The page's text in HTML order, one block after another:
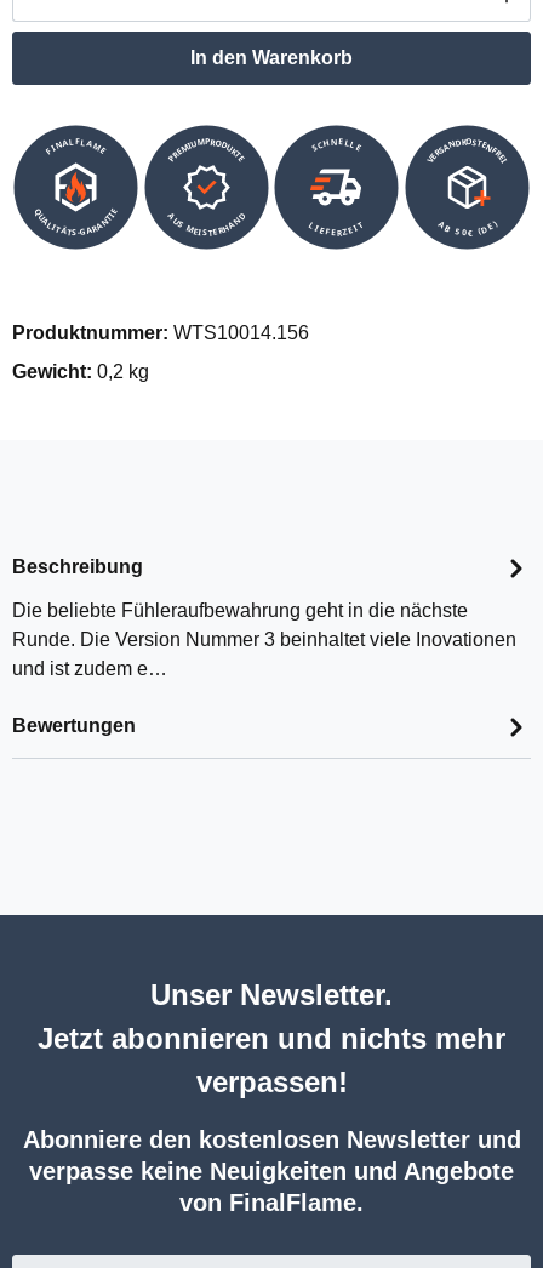
In den Warenkorb
FINALFLAME
QUALITÄTS-GARANTIE
PREMIUMPRODUKTE
AUS MEISTERHAND
SCHNELLE
LIEFERZEIT
VERSANDKOSTENFREI
AB 50€ (DE)
Produktnummer: WTS10014.156
Gewicht: 0,2 kg
Beschreibung
Die beliebte Fühleraufbewahrung geht in die nächste
Runde. Die Version Nummer 3 beinhaltet viele Inovationen
und ist zudem e…
Bewertungen
Unser Newsletter.
Jetzt abonnieren und nichts mehr
verpassen!
Abonniere den kostenlosen Newsletter und
verpasse keine Neuigkeiten und Angebote
von FinalFlame.